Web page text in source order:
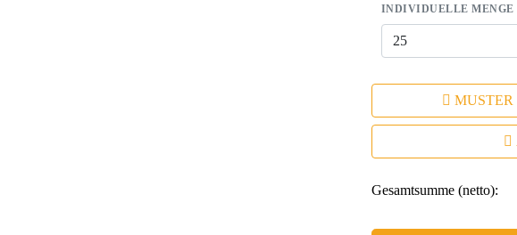
INDIVIDUELLE MENGE
MUSTER
Gesamtsumme (netto):